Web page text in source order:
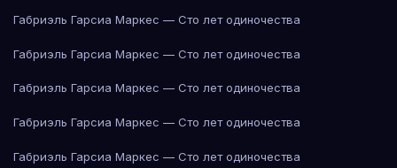
Габриэль Гарсиа Маркес — Сто лет одиночества
Габриэль Гарсиа Маркес — Сто лет одиночества
Габриэль Гарсиа Маркес — Сто лет одиночества
Габриэль Гарсиа Маркес — Сто лет одиночества
Габриэль Гарсиа Маркес — Сто лет одиночества